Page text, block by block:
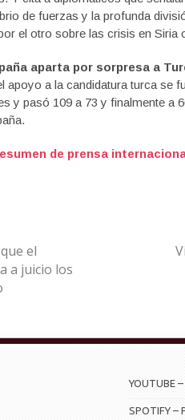
de fuerzas y la profunda
el otro sobre las crisis en Siria
aparta por sorpresa a
apoyo a la candidatura turca se
y pasó 109 a 73 y finalmente a
de prensa
el
a juicio los
YOUTUBE
SPOTIFY –